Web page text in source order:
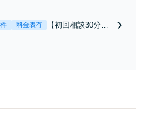
れたら、サインす
料金表有
【初回相談30分無
お店の風評被害対